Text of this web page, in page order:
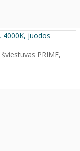
4000K, juodos
PRIME,